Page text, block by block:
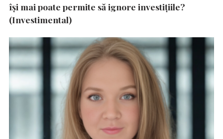
își mai poate permite să ignore investițiile?
(Investimental)